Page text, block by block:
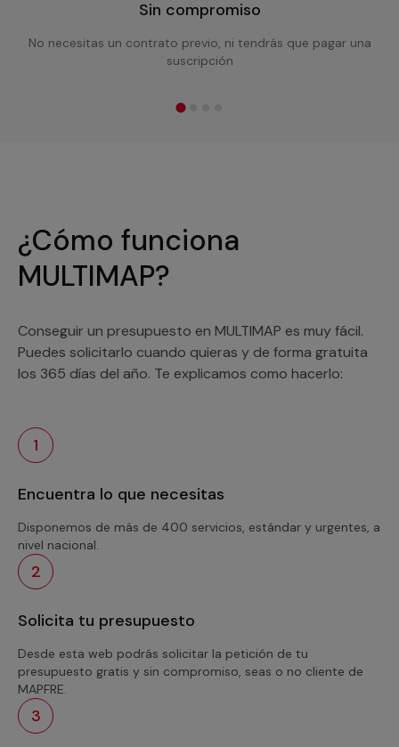
Sin compromiso
No necesitas un contrato previo, ni tendrás que pagar una
suscripción
¿Cómo funciona
MULTIMAP?
Conseguir un presupuesto en MULTIMAP es muy fácil.
Puedes solicitarlo cuando quieras y de forma gratuita
los 365 días del año. Te explicamos como hacerlo:
1
Encuentra lo que necesitas
Disponemos de más de 400 servicios, estándar y urgentes, a
nivel nacional.
2
Solicita tu presupuesto
Desde esta web podrás solicitar la petición de tu
presupuesto gratis y sin compromiso, seas o no cliente de
MAPFRE.
3